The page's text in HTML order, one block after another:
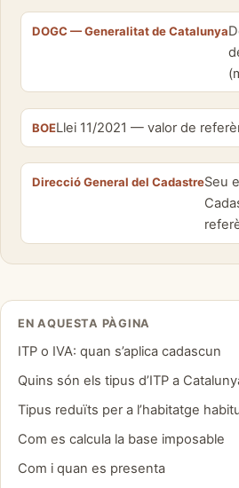
DOGC — Generalitat de Catalunya
BOELlei 11/2021 — valor de
Direcció General del CadastreSeu
EN AQUESTA PÀGINA
ITP o IVA: quan s’aplica cadascun
Quins són els tipus d’ITP a
Tipus reduïts per a l’habitatge
Com es calcula la base imposable
Com i quan es presenta